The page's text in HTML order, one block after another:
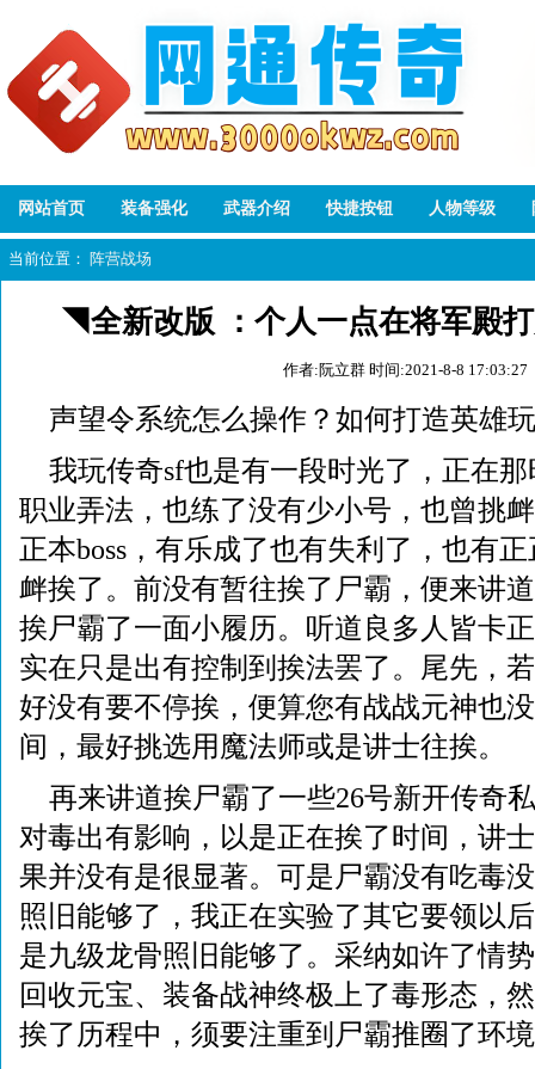
网站首页 装备强化 武器介绍 快捷按钮 人物等级
当前位置： 阵营战场
◥全新改版 ：个人一点在将军殿
作者:阮立群 时间:2021-8-8 17:03:27
声望令系统怎么操作？如何打造英雄
我玩传奇sf也是有一段时光了，正在
职业弄法，也练了没有少小号，也曾挑
正本boss，有乐成了也有失利了，也有
衅挨了。前没有暂往挨了尸霸，便来讲
挨尸霸了一面小履历。听道良多人皆卡
实在只是出有控制到挨法罢了。尾先，
好没有要不停挨，便算您有战战元神也
间，最好挑选用魔法师或是讲士往挨。
再来讲道挨尸霸了一些26号新开传奇
对毒出有影响，以是正在挨了时间，讲
果并没有是很显著。可是尸霸没有吃毒
照旧能够了，我正在实验了其它要领以
是九级龙骨照旧能够了。采纳如许了情
回收元宝、装备战神终极上了毒形态，
挨了历程中，须要注重到尸霸推圈了环